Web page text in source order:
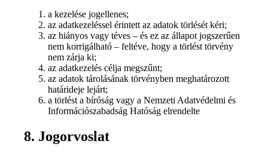
a kezelése jogellenes;
az adatkezeléssel érintett az adatok törlését kéri;
az hiányos vagy téves – és ez az állapot jogszerűen
nem korrigálható – feltéve, hogy a törlést törvény
nem zárja ki;
az adatkezelés célja megszűnt;
az adatok tárolásának törvényben meghatározott
határideje lejárt;
a törlést a bíróság vagy a Nemzeti Adatvédelmi és
Információszabadság Hatóság elrendelte
8. Jogorvoslat